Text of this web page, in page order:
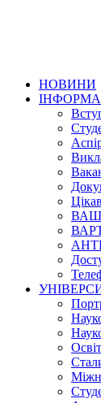
НОВИНИ